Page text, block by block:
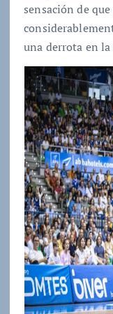
sensación de
una derrota en